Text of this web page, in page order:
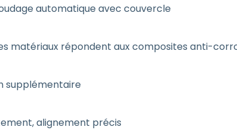
automatique avec couvercle
matériaux répondent aux composites anti-
supplémentaire
alignement précis